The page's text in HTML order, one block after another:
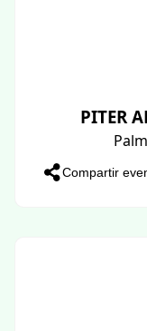
PITER
Compartir